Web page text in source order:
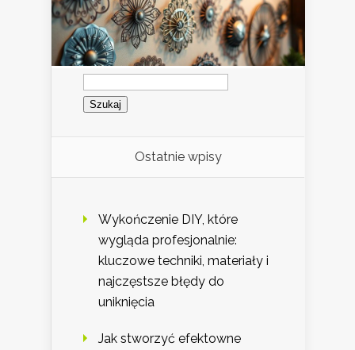
Szukaj:
Ostatnie wpisy
Wykończenie DIY, które
wygląda profesjonalnie:
kluczowe techniki, materiały i
najczęstsze błędy do
uniknięcia
Jak stworzyć efektowne